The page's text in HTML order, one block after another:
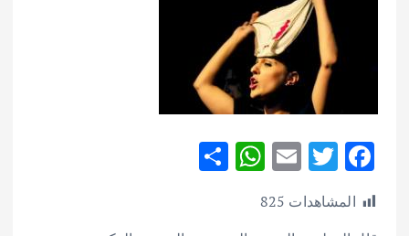
F
ac
e
T
w
it
E
ai
W
المشاهدات 825